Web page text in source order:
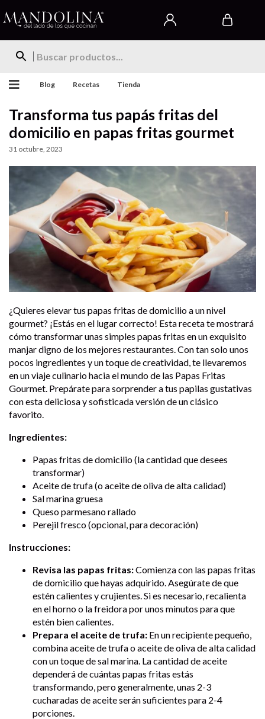
Blog Recetas Tienda
Transforma tus papás fritas del
domicilio en papas fritas gourmet
31 octubre, 2023
¿Quieres elevar tus papas fritas de domicilio a un nivel
gourmet? ¡Estás en el lugar correcto! Esta receta te mostrará
cómo transformar unas simples papas fritas en un exquisito
manjar digno de los mejores restaurantes. Con tan solo unos
pocos ingredientes y un toque de creatividad, te llevaremos
en un viaje culinario hacia el mundo de las Papas Fritas
Gourmet. Prepárate para sorprender a tus papilas gustativas
con esta deliciosa y sofisticada versión de un clásico
favorito.
Ingredientes:
Papas fritas de domicilio (la cantidad que desees
transformar)
Aceite de trufa (o aceite de oliva de alta calidad)
Sal marina gruesa
Queso parmesano rallado
Perejil fresco (opcional, para decoración)
Instrucciones:
Revisa las papas fritas:Comienza con las papas fritas
de domicilio que hayas adquirido. Asegúrate de que
estén calientes y crujientes. Si es necesario, recalienta
en el horno o la freidora por unos minutos para que
estén bien calientes.
Prepara el aceite de trufa: En un recipiente pequeño,
combina aceite de trufa o aceite de oliva de alta calidad
con un toque de sal marina. La cantidad de aceite
dependerá de cuántas papas fritas estás
transformando, pero generalmente, unas 2-3
cucharadas de aceite serán suficientes para 2-4
porciones.